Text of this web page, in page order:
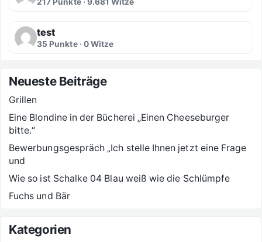
test
35 Punkte · 0 Witze
Neueste Beiträge
Grillen
Eine Blondine in der Bücherei „Einen Cheeseburger
bitte.“
Bewerbungsgespräch „Ich stelle Ihnen jetzt eine Frage
und
Wie so ist Schalke 04 Blau weiß wie die Schlümpfe
Fuchs und Bär
Kategorien